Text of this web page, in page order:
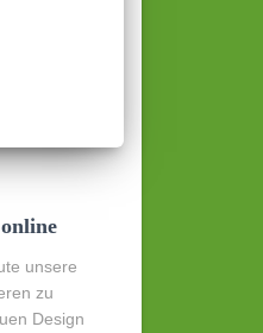
unsere
zu
Design